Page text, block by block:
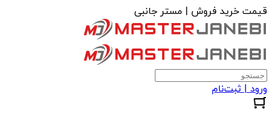
قیمت خرید فروش | مستر جانبی
ورود | ثبت‌نام